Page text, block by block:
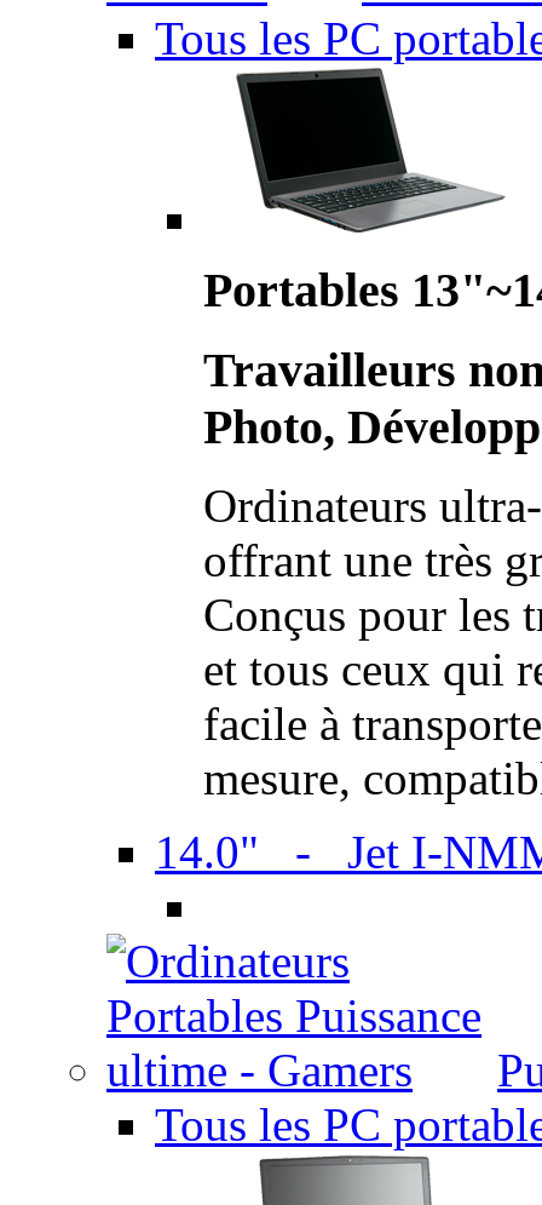
Tous les PC
Portables
Travailleurs
Photo,
Ordinateurs
offrant une très
Conçus pour les
et tous ceux qui
facile à
mesure,
14.0" - Jet I-
Tous les PC